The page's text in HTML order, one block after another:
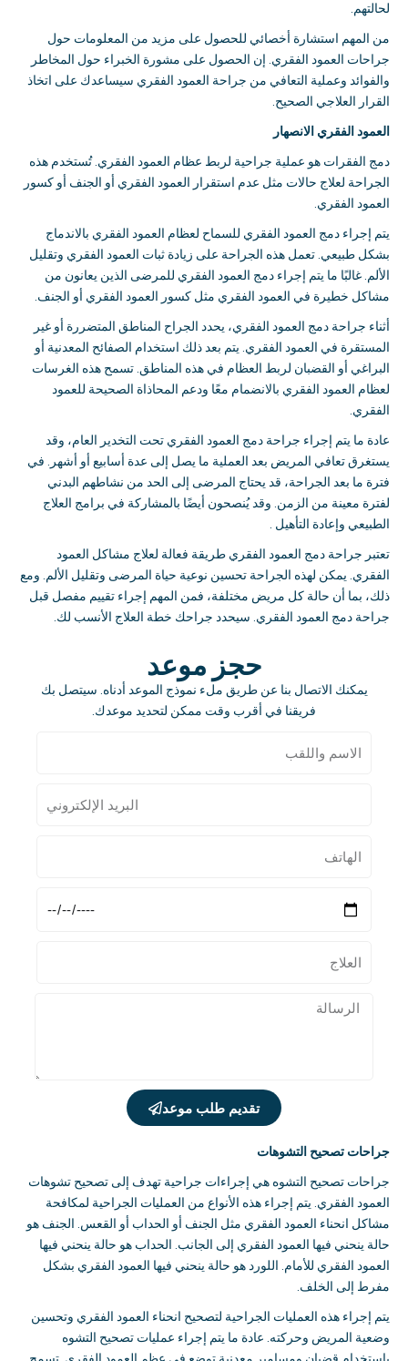
لحالتهم.
من المهم استشارة أخصائي للحصول على مزيد من المعلومات حول
جراحات العمود الفقري. إن الحصول على مشورة الخبراء حول المخاطر
والفوائد وعملية التعافي من جراحة العمود الفقري سيساعدك على اتخاذ
القرار العلاجي الصحيح.
العمود الفقري الانصهار
دمج الفقرات هو عملية جراحية لربط عظام العمود الفقري.تُستخدم هذه
الجراحة لعلاج حالات مثل عدم استقرار العمود الفقري أو الجنف أو كسور
العمود الفقري.
يتم إجراء دمج العمود الفقري للسماح لعظام العمود الفقري بالاندماج
بشكل طبيعي. تعمل هذه الجراحة على زيادة ثبات العمود الفقري وتقليل
الألم. غالبًا ما يتم إجراء دمج العمود الفقري للمرضى الذين يعانون من
مشاكل خطيرة في العمود الفقري مثل كسور العمود الفقري أو الجنف.
أثناء جراحة دمج العمود الفقري، يحدد الجراح المناطق المتضررة أو غير
المستقرة في العمود الفقري. يتم بعد ذلك استخدام الصفائح المعدنية أو
البراغي أو القضبان لربط العظام في هذه المناطق. تسمح هذه الغرسات
لعظام العمود الفقري بالانضمام معًا ودعم المحاذاة الصحيحة للعمود
الفقري.
عادة ما يتم إجراء جراحة دمج العمود الفقري تحت التخدير العام، وقد
يستغرق تعافي المريض بعد العملية ما يصل إلى عدة أسابيع أو أشهر . في
فترة ما بعد الجراحة، قد يحتاج المرضى إلى الحد من نشاطهم البدني
لفترة معينة من الزمن. وقد يُنصحون أيضًا بالمشاركة في برامج العلاج
الطبيعي وإعادة التأهيل .
تعتبر جراحة دمج العمود الفقري طريقة فعالة لعلاج مشاكل العمود
الفقري. يمكن لهذه الجراحة تحسين نوعية حياة المرضى وتقليل الألم. ومع
ذلك، بما أن حالة كل مريض مختلفة، فمن المهم إجراء تقييم مفصل قبل
جراحة دمج العمود الفقري. سيحدد جراحك خطة العلاج الأنسب لك.
حجز موعد
يمكنك الاتصال بنا عن طريق ملء نموذج الموعد أدناه. سيتصل بك
فريقنا في أقرب وقت ممكن لتحديد موعدك.
تقديم طلب موعد
جراحات تصحيح التشوهات
جراحات تصحيح التشوه هي إجراءات جراحية تهدف إلى تصحيح تشوهات
العمود الفقري. يتم إجراء هذه الأنواع من العمليات الجراحية لمكافحة
مشاكل انحناء العمود الفقري مثل الجنف أو الحداب أو القعس. الجنف هو
حالة ينحني فيها العمود الفقري إلى الجانب. الحداب هو حالة ينحني فيها
العمود الفقري للأمام. اللورد هو حالة ينحني فيها العمود الفقري بشكل
مفرط إلى الخلف.
يتم إجراء هذه العمليات الجراحية لتصحيح انحناء العمود الفقري وتحسين
وضعية المريض وحركته. عادة ما يتم إجراء عمليات تصحيح التشوه